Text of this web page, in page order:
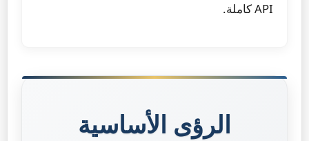
API كاملة.
الرؤى الأساسية